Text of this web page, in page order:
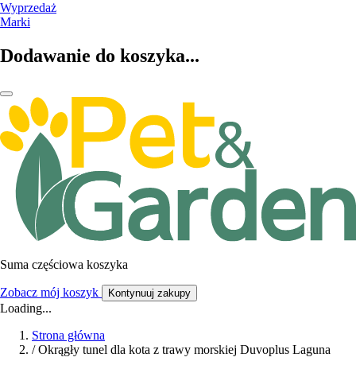
Wyprzedaż
Marki
Dodawanie do koszyka...
Suma częściowa koszyka
Zobacz mój koszyk Kontynuuj zakupy
Loading...
Strona główna
/ Okrągły tunel dla kota z trawy morskiej Duvoplus Laguna